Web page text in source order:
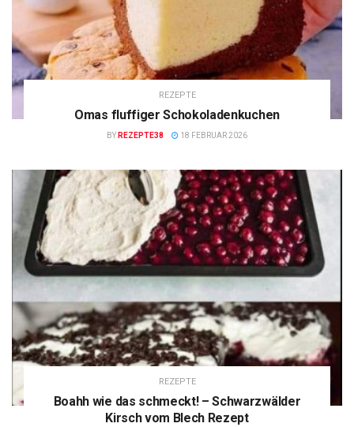
REZEPTE
Omas fluffiger Schokoladenkuchen
BY REZEPTE38 18 FEBRUAR 2026
REZEPTE
Boahh wie das schmeckt! – Schwarzwälder
Kirsch vom Blech Rezept